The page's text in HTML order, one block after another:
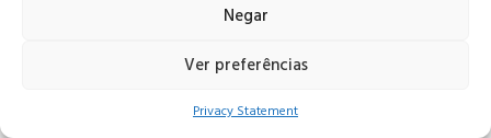
Negar
Ver preferências
Privacy Statement